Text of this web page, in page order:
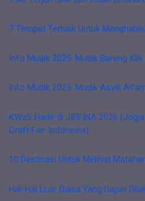
7 Tempat Terbaik Untuk
Info Mudik 2025: Mudik Bareng
Info Mudik 2025: Mudik Asyik
KWaS Hadir di JIFFINA 2026
Craft Fair Indonesia)
10 Destinasi Untuk Melihat
Hal-Hal Luar Biasa Yang Dapat